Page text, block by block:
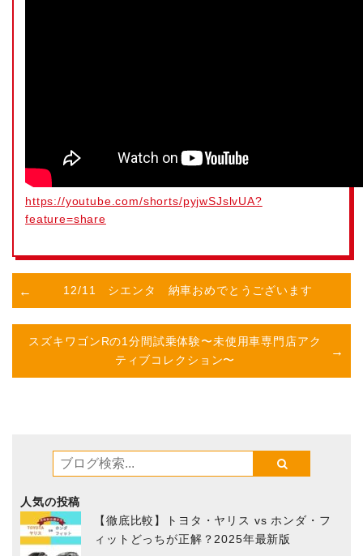
https://youtube.com/shorts/pyjwSJslvUA?
feature=share
12/11 シエンタ 納車おめでとうございます
スズキワゴンRの1分間試乗体験〜未使用車専門店アク
ティブコレクション〜
人気の投稿
【徹底比較】トヨタ・ヤリス vs ホンダ・フ
ィットどっちが正解？2025年最新版